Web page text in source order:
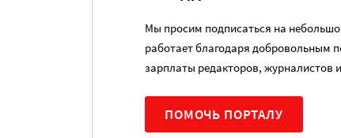
Мы просим подписаться на
работает благодаря добровольным
зарплаты редакторов, журналистов
ПОМОЧЬ ПОРТАЛУ